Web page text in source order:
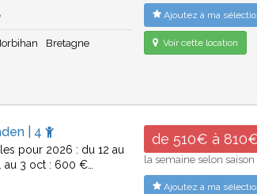
Bretagne
Ajoutez à ma
Voir cette location
| 4
pour 2026 : du 12 au
au 3 oct : 600 €…
de 510€ à
la semaine selon saison
Ajoutez à ma